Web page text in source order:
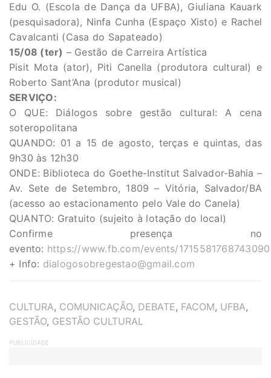
Edu O. (Escola de Dança da UFBA), Giuliana Kauark
(pesquisadora), Ninfa Cunha (Espaço Xisto) e Rachel
Cavalcanti (Casa do Sapateado)
15/08 (ter) – Gestão de Carreira Artística
Pisit Mota (ator), Piti Canella (produtora cultural) e
Roberto Sant’Ana (produtor musical)
SERVIÇO:
O QUE: Diálogos sobre gestão cultural: A cena
soteropolitana
QUANDO: 01 a 15 de agosto, terças e quintas, das
9h30 às 12h30
ONDE: Biblioteca do Goethe-Institut Salvador-Bahia –
Av. Sete de Setembro, 1809 – Vitória, Salvador/BA
(acesso ao estacionamento pelo Vale do Canela)
QUANTO: Gratuito (sujeito à lotação do local)
Confirme presença no
evento: https://www.fb.com/events/1715581768743090
+ Info: dialogosobregestao@gmail.com
TAGS
CULTURA, COMUNICAÇÃO, DEBATE, FACOM, UFBA,
GESTÃO, GESTÃO CULTURAL
PUBLICIDADE